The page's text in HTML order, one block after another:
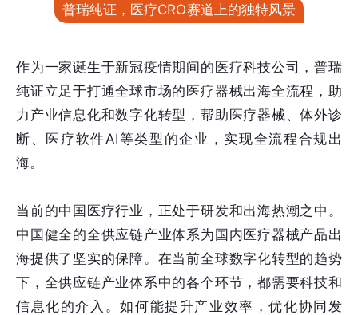
普瑞纯证，医疗CRO赛道上的独特风景
作为一家诞生于新冠疫情期间的医疗科技公司，普瑞
纯证立足于打通全球市场的医疗器械出海全流程，助
力产业信息化和数字化转型，帮助医疗器械、体外诊
断、医疗软件AI等类型的企业，实现全流程合规出
海。
当前的中国医疗行业，正处于研发和出海热潮之中。
中国健全的全供应链产业体系为国内医疗器械产品出
海提供了坚实的保障。在当前全球数字化转型的趋势
下，全供应链产业体系中的各个环节，都需要科技和
信息化的介入。如何能提升产业效率，优化协同发